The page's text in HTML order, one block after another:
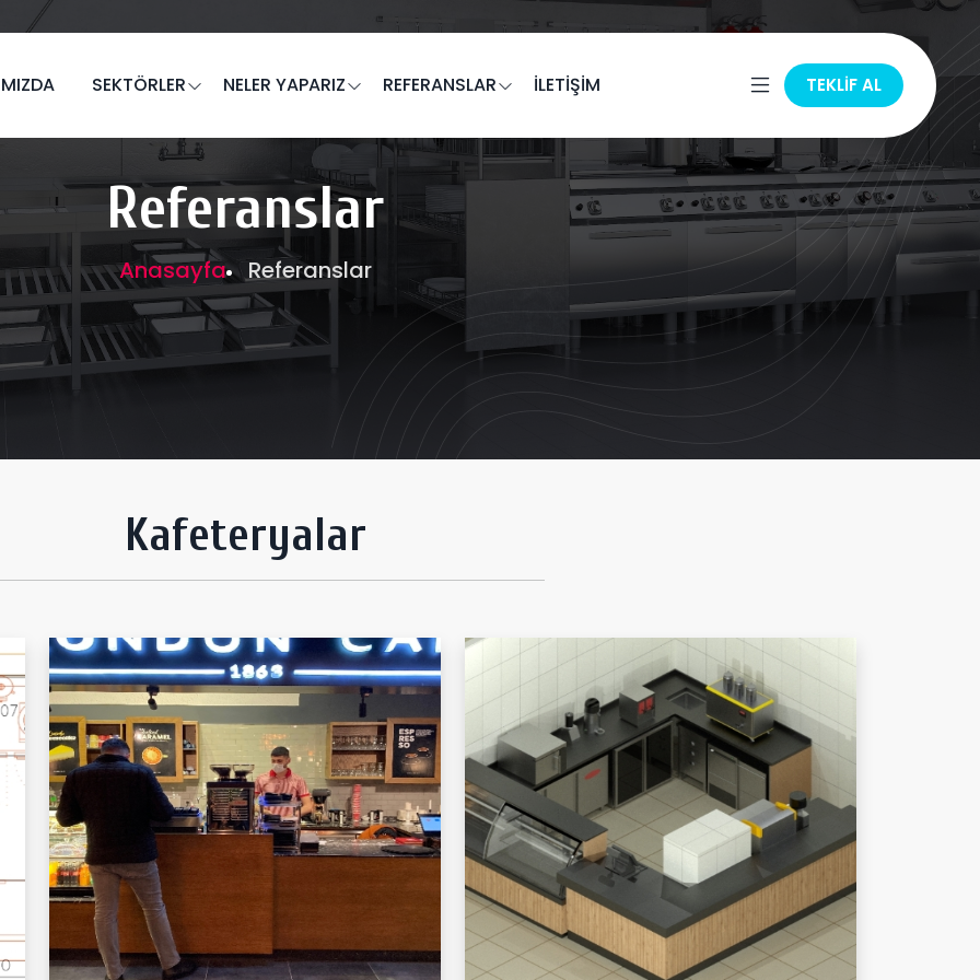
SEKTÖRLER NELER YAPARIZ REFERANSLAR İLETİŞİM TEKLİF AL
Referanslar
Anasayfa Referanslar
Kafeteryalar